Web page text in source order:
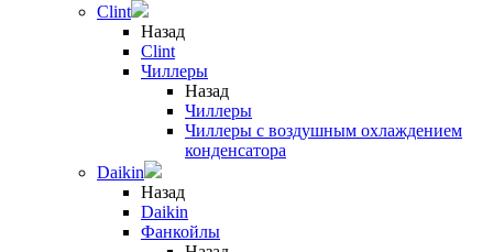
Clint
Назад
Clint
Чиллеры
Назад
Чиллеры
Чиллеры с воздушным охлаждением
конденсатора
Daikin
Назад
Daikin
Фанкойлы